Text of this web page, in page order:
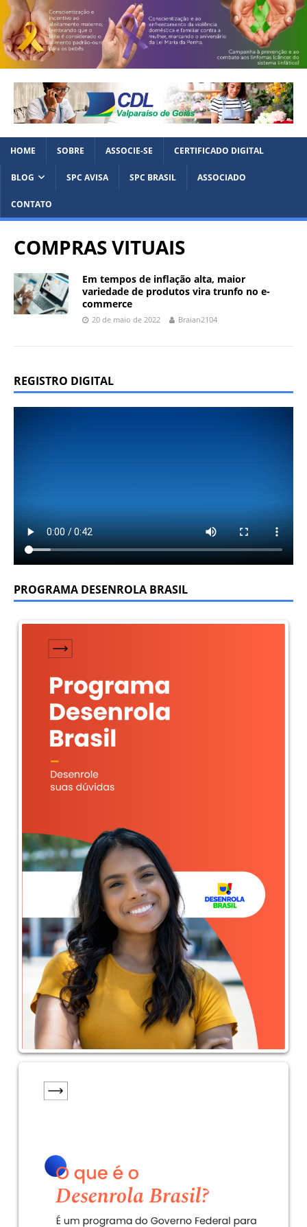
HOME SOBRE ASSOCIE-SE CERTIFICADO DIGITAL
BLOG SPC AVISA SPC BRASIL ASSOCIADO
CONTATO
COMPRAS VITUAIS
Em tempos de inflação alta, maior
variedade de produtos vira trunfo no e-
commerce
20 de maio de 2022 Braian2104
REGISTRO DIGITAL
PROGRAMA DESENROLA BRASIL